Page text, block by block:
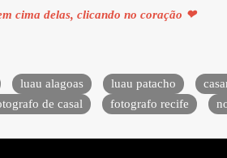
cima delas, clicando no coração ❤
luau alagoas luau patacho
de casal fotografo recife